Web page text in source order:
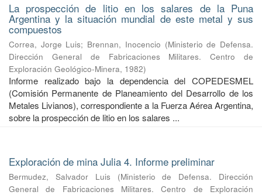
La prospección de litio en los salares de la Puna
Argentina y la situación mundial de este metal y sus
compuestos
Correa, Jorge Luis; Brennan, Inocencio (Ministerio de Defensa.
Dirección General de Fabricaciones Militares. Centro de
Exploración Geológico-Minera, 1982)
Informe realizado bajo la dependencia del COPEDESMEL
(Comisión Permanente de Planeamiento del Desarrollo de los
Metales Livianos), correspondiente a la Fuerza Aérea Argentina,
sobre la prospección de litio en los salares ...
Exploración de mina Julia 4. Informe preliminar
Bermudez, Salvador Luis (Ministerio de Defensa. Dirección
General de Fabricaciones Militares. Centro de Exploración